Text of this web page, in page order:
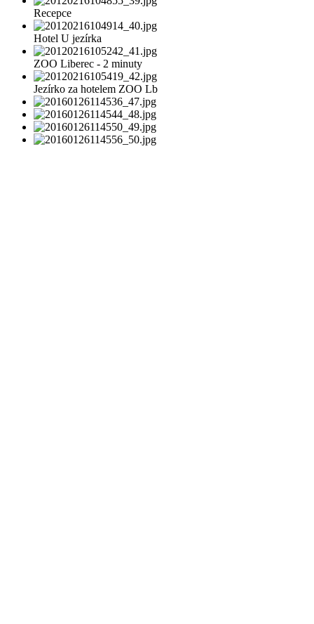
Recepce
Hotel U jezírka
ZOO Liberec - 2 minuty
Jezírko za hotelem ZOO Lb